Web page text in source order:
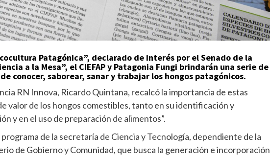
Patagónica”, declarado de interés por el Senado de la
a la Mesa”, el CIEFAP y Patagonia Fungi brindarán una serie de
conocer, saborear, sanar y trabajar los hongos patagónicos.
RN Innova, Ricardo Quintana, recalcó la importancia de estas
valor de los hongos comestibles, tanto en su identificación y
y en el uso de preparación de alimentos”.
programa de la secretaría de Ciencia y Tecnología, dependiente de la
de Gobierno y Comunidad, que busca la generación e incorporación